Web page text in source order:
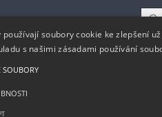
soubory cookie ke zlepšení
s našimi zásadami používání
SOUBORY